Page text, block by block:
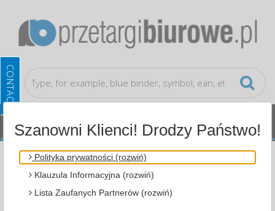
Cleaning, Protection, Shipment
Protective
Helmets
ALL CATEGORIES
Szanowni Klienci! Drodzy Państwo!
Polityka prywatności (rozwiń)
Klauzula Informacyjna (rozwiń)
Lista Zaufanych Partnerów (rozwiń)